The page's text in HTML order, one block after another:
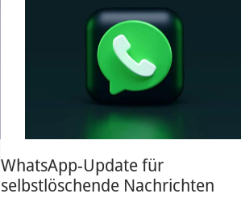
WhatsApp-Update für
selbstlöschende Nachrichten